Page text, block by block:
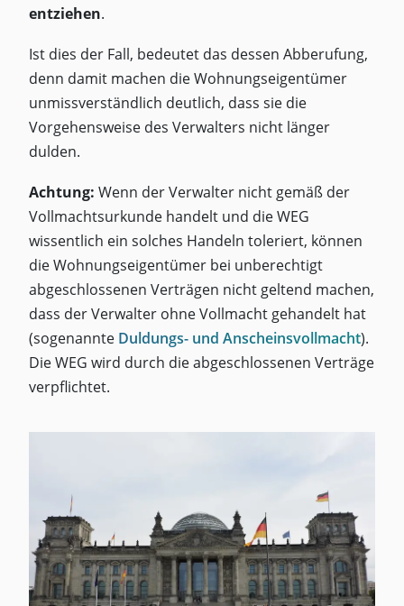
entziehen.
Ist dies der Fall, bedeutet das dessen Abberufung,
denn damit machen die Wohnungseigentümer
unmissverständlich deutlich, dass sie die
Vorgehensweise des Verwalters nicht länger
dulden.
Achtung: Wenn der Verwalter nicht gemäß der
Vollmachtsurkunde handelt und die WEG
wissentlich ein solches Handeln toleriert, können
die Wohnungseigentümer bei unberechtigt
abgeschlossenen Verträgen nicht geltend machen,
dass der Verwalter ohne Vollmacht gehandelt hat
(sogenannte Duldungs- und Anscheinsvollmacht).
Die WEG wird durch die abgeschlossenen Verträge
verpflichtet.